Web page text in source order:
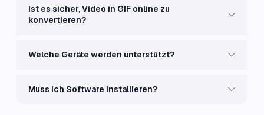
Ist es sicher, Video in GIF online zu
konvertieren?
Welche Geräte werden unterstützt?
Muss ich Software installieren?